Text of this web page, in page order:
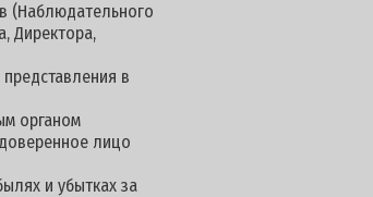
(Наблюдательного
Директора,
в
органом
лицо
и убытках за